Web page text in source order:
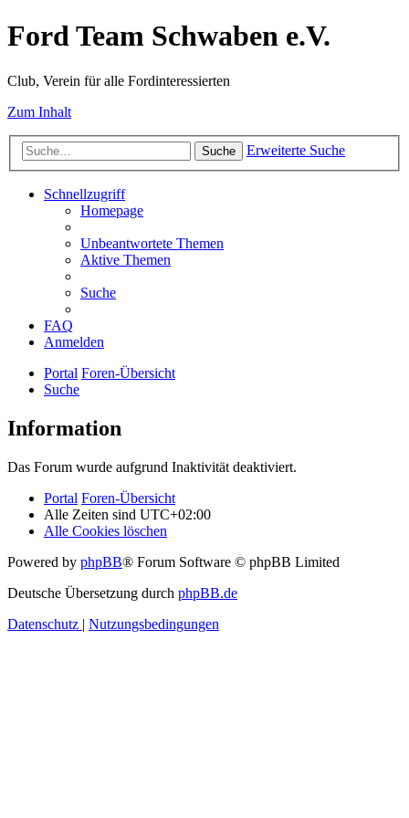
Ford Team Schwaben e.V.
Club, Verein für alle Fordinteressierten
Zum Inhalt
Suche Erweiterte Suche
Schnellzugriff
Homepage
Unbeantwortete Themen
Aktive Themen
Suche
FAQ
Anmelden
Portal Foren-Übersicht
Suche
Information
Das Forum wurde aufgrund Inaktivität deaktiviert.
Portal Foren-Übersicht
Alle Zeiten sind UTC+02:00
Alle Cookies löschen
Powered by phpBB® Forum Software © phpBB Limited
Deutsche Übersetzung durch phpBB.de
Datenschutz | Nutzungsbedingungen